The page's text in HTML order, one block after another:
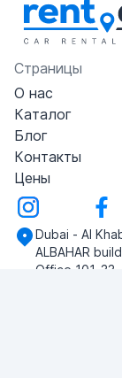
Страницы
О нас
Каталог
Блог
Контакты
Цены
Dubai - Al
ALBAHAR
Office 101-33